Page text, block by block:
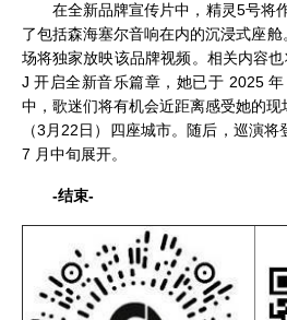
在全新品牌宣传片中，精灵5号将
了包括森海塞尔音响在内的沉浸式座
场将独家放映该品牌视频。相关内容
J 开启全新音乐篇章，她已于 2025
中，歌迷们将有机会近距离感受她的
（3月22日）四座城市。随后，巡演
7 月中旬展开。
-结束-